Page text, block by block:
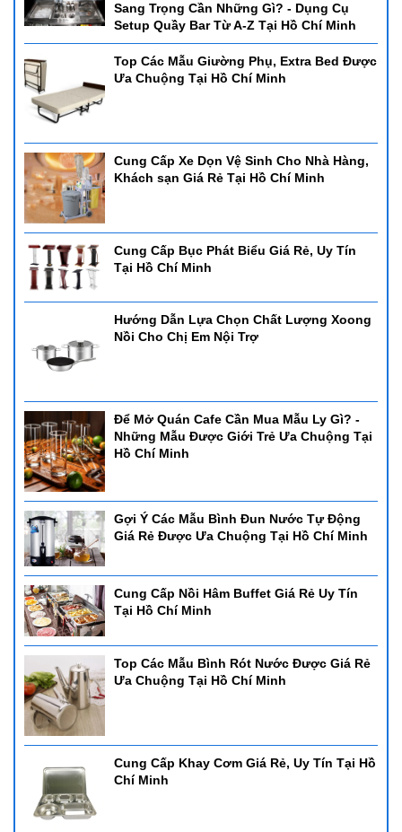
Sang Trọng Cần Những Gì? - Dụng Cụ
Setup Quầy Bar Từ A-Z Tại Hồ Chí Minh
Top Các Mẫu Giường Phụ, Extra Bed Được
Ưa Chuộng Tại Hồ Chí Minh
Cung Cấp Xe Dọn Vệ Sinh Cho Nhà Hàng,
Khách sạn Giá Rẻ Tại Hồ Chí Minh
Cung Cấp Bục Phát Biểu Giá Rẻ, Uy Tín
Tại Hồ Chí Minh
Hướng Dẫn Lựa Chọn Chất Lượng Xoong
Nồi Cho Chị Em Nội Trợ
Để Mở Quán Cafe Cần Mua Mẫu Ly Gì? -
Những Mẫu Được Giới Trẻ Ưa Chuộng Tại
Hồ Chí Minh
Gợi Ý Các Mẫu Bình Đun Nước Tự Động
Giá Rẻ Được Ưa Chuộng Tại Hồ Chí Minh
Cung Cấp Nồi Hâm Buffet Giá Rẻ Uy Tín
Tại Hồ Chí Minh
Top Các Mẫu Bình Rót Nước Được Giá Rẻ
Ưa Chuộng Tại Hồ Chí Minh
Cung Cấp Khay Cơm Giá Rẻ, Uy Tín Tại Hồ
Chí Minh